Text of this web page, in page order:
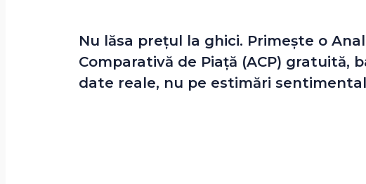
Nu lăsa prețul la ghici. Primește o
Comparativă de Piață (ACP) gratuită,
date reale, nu pe estimări